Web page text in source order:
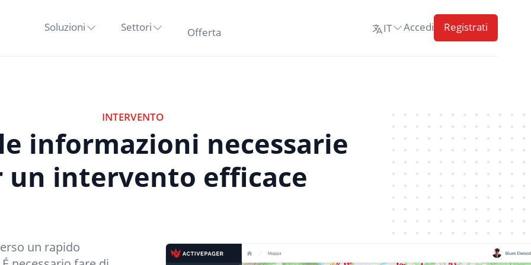
Soluzioni Settori Offerta IT
Cambia lingua
Accedi Registrati
INTERVENTO
informazioni necessarie
un intervento efficace
un rapido